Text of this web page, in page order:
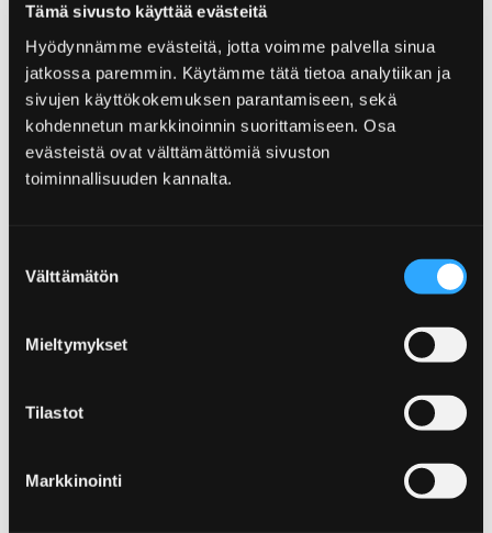
Tämä sivusto käyttää evästeitä
Hyödynnämme evästeitä, jotta voimme palvella sinua
jatkossa paremmin. Käytämme tätä tietoa analytiikan ja
sivujen käyttökokemuksen parantamiseen, sekä
kohdennetun markkinoinnin suorittamiseen. Osa
evästeistä ovat välttämättömiä sivuston
toiminnallisuuden kannalta.
valinta
Välttämätön
Mieltymykset
Tilastot
Markkinointi
• Linja-autoasema 1 km
• Rautatieasema 1 km
• Lentokenttä 2 km
676 istumapaikkaa
6 pyörätuolipaikkaa